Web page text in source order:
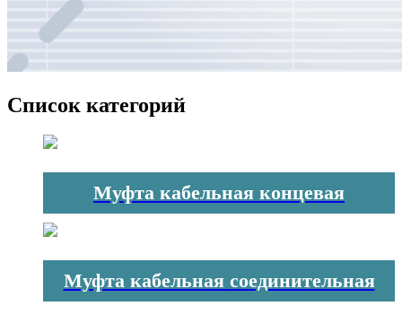
Список категорий
Муфта кабельная концевая
Муфта кабельная соединительная